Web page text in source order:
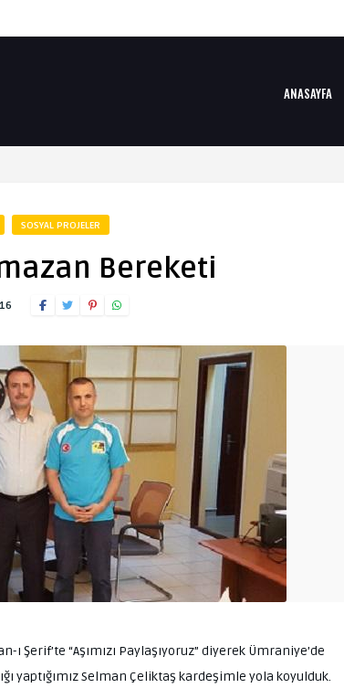
ANASAYFA
SOSYAL PROJELER
Bereketi
Şerif’te “Aşımızı Paylaşıyoruz” diyerek Ümraniye’de
yaptığımız Selman Çeliktaş kardeşimle yola koyulduk.